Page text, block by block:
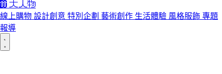
線上購物 設計創意 特別企劃 藝術創作 生活體驗 風格服飾 專題
報導